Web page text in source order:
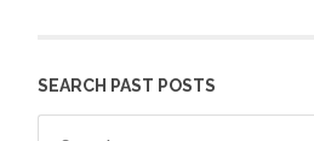
SEARCH PAST POSTS